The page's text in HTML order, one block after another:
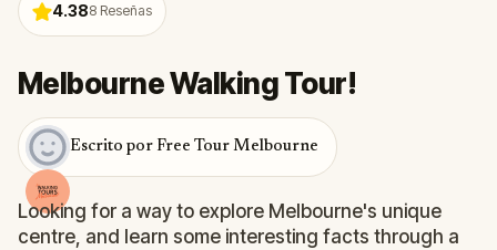
4.388 Reseñas
Melbourne Walking Tour!
Escrito por Free Tour Melbourne
Looking for a way to explore Melbourne's unique
centre, and learn some interesting facts through a